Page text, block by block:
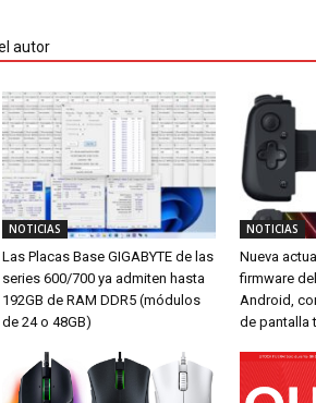
autor
NOTICIAS
Las Placas Base GIGABYTE de las
series 600/700 ya admiten hasta
192GB de RAM DDR5 (módulos
de 24 o 48GB)
NOTICIAS
Nueva
firmware
Android,
de pantalla